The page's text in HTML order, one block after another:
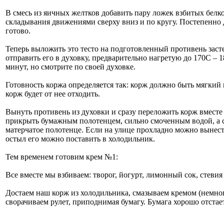
В смесь из яичных желтков добавить пару ложек взбитых
складывания движениями сверху вниз и по кругу. Постепенно
готово.
Теперь выложить это тесто на подготовленный противень
отправить его в духовку, предварительно нагретую до 170С –
минут, но смотрите по своей духовке.
Готовность коржа определяется так: корж должно быть
корж будет от нее отходить.
Вынуть противень из духовки и сразу переложить корж
прикрыть бумажным полотенцем, сильно смоченным водой, а
матерчатое полотенце. Если на улице прохладно можно
остыл его можно поставить в холодильник.
Тем временем готовим крем №1:
Все вместе мы взбиваем: творог, йогурт, лимонный сок,
Достаем наш корж из холодильника, смазываем кремом
сворачиваем рулет, приподнимая бумагу. Бумага хорошо